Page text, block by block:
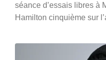
séance d’essais libres à
Hamilton cinquième sur